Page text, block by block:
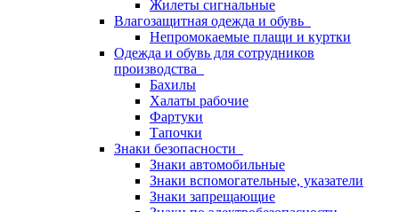
Жилеты сигнальные
Влагозащитная одежда и обувь
Непромокаемые плащи и куртки
Одежда и обувь для сотрудников
производства
Бахилы
Халаты рабочие
Фартуки
Тапочки
Знаки безопасности
Знаки автомобильные
Знаки вспомогательные, указатели
Знаки запрещающие